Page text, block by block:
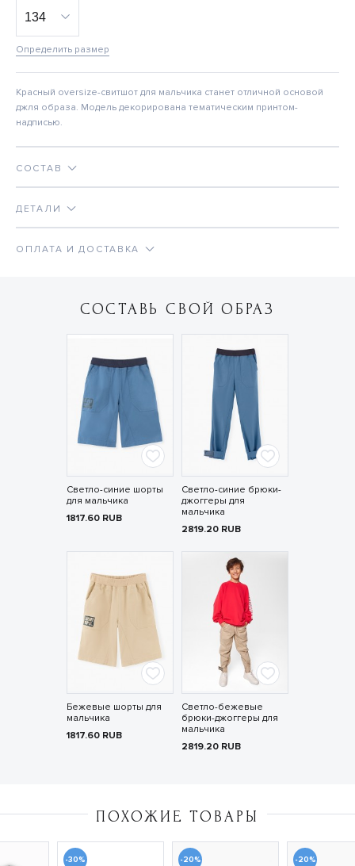
Определить размер
Красный oversize-свитшот для мальчика станет отличной основой
джля образа. Модель декорирована тематическим принтом-
надписью.
СОСТАВ
ДЕТАЛИ
ОПЛАТА И ДОСТАВКА
СОСТАВЬ СВОЙ ОБРАЗ
Светло-синие шорты
для мальчика
1817.60 RUB
Светло-синие брюки-
джоггеры для
мальчика
2819.20 RUB
Бежевые шорты для
мальчика
1817.60 RUB
Светло-бежевые
брюки-джоггеры для
мальчика
2819.20 RUB
ПОХОЖИЕ ТОВАРЫ
-30% -20% -20%